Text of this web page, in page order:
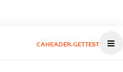
CAHEADER.GETTEST